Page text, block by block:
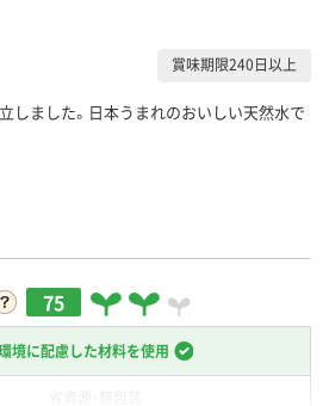
賞味期限240日以上
しました。日本うまれのおいしい天然水で
75
境に配慮した材料を使用